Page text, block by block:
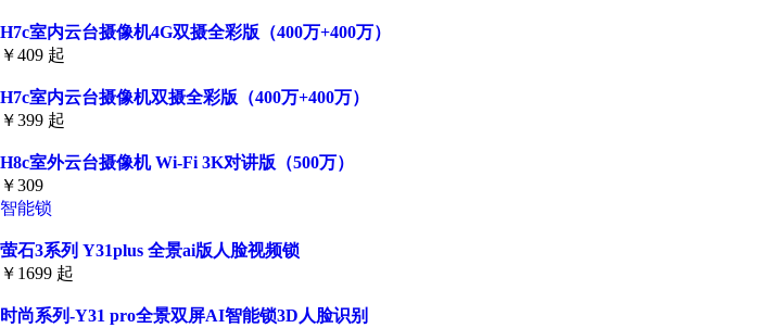
H7c室内云台摄像机4G双摄全彩版（400万+400万）
￥409 起
H7c室内云台摄像机双摄全彩版（400万+400万）
￥399 起
H8c室外云台摄像机 Wi-Fi 3K对讲版（500万）
￥309
智能锁
萤石3系列 Y31plus 全景ai版人脸视频锁
￥1699 起
时尚系列-Y31 pro全景双屏AI智能锁3D人脸识别